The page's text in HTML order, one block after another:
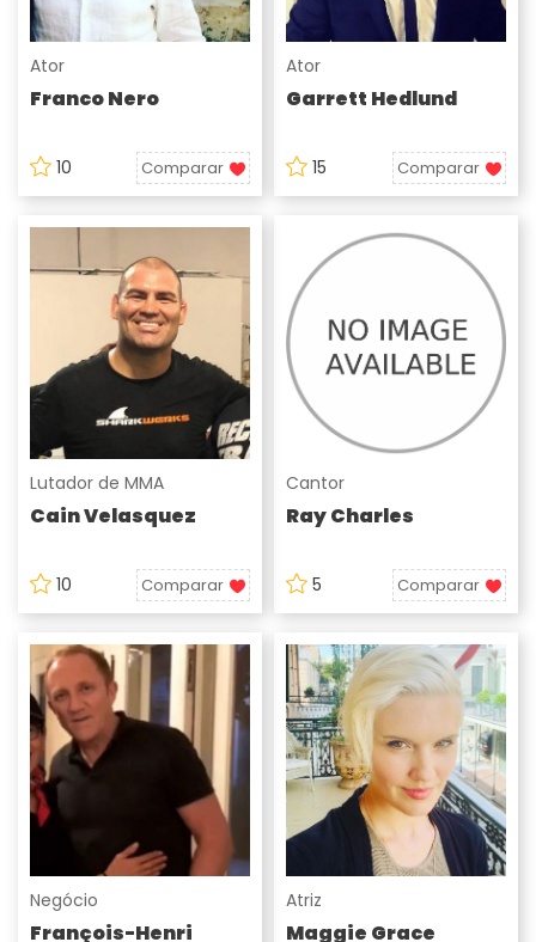
Ator
Franco Nero
10 Comparar
Ator
Garrett Hedlund
15 Comparar
Lutador de MMA
Cain Velasquez
10 Comparar
Cantor
Ray Charles
5 Comparar
Negócio
François-Henri
Atriz
Maggie Grace